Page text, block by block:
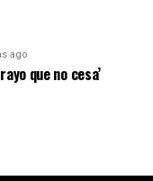
ago
que no cesa’